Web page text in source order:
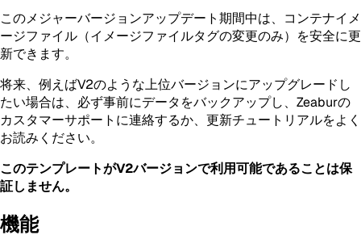
このメジャーバージョンアップデート期間中は、コンテナイメ
ージファイル（イメージファイルタグの変更のみ）を安全に更
新できます。
将来、例えばV2のような上位バージョンにアップグレードし
たい場合は、必ず事前にデータをバックアップし、Zeaburの
カスタマーサポートに連絡するか、更新チュートリアルをよく
お読みください。
このテンプレートがV2バージョンで利用可能であることは保
証しません。
機能